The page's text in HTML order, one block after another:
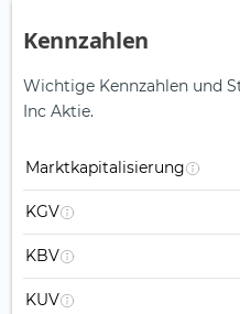
Kennzahlen
Wichtige Kennzahlen und
Inc Aktie.
Marktkapitalisierung
KGV
KBV
KUV